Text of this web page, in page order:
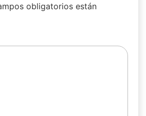
obligatorios están